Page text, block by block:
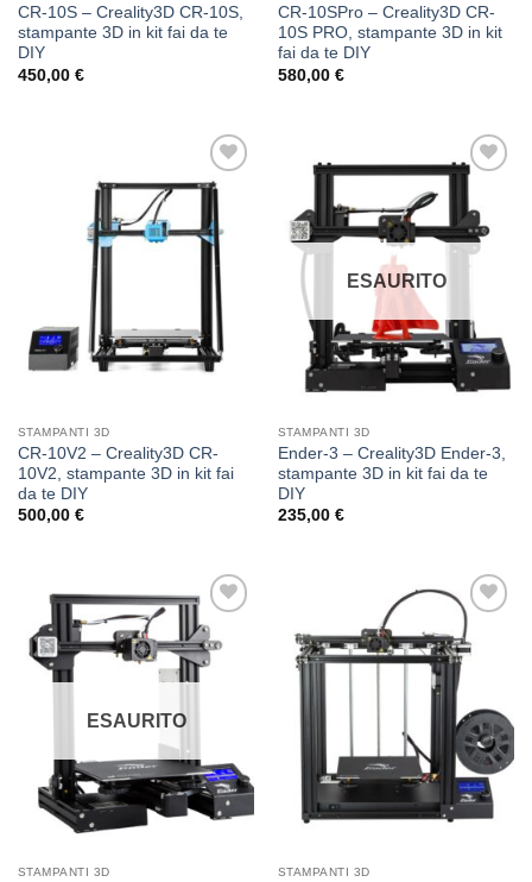
CR-10S – Creality3D CR-10S,
stampante 3D in kit fai da te
DIY
450,00 €
CR-10SPro – Creality3D CR-
10S PRO, stampante 3D in kit
fai da te DIY
580,00 €
Aggiungi
alla lista
dei
desideri
STAMPANTI 3D
CR-10V2 – Creality3D CR-
10V2, stampante 3D in kit fai
da te DIY
500,00 €
dei
desideri
ESAURITO
STAMPANTI 3D
Ender-3 – Creality3D Ender-3,
stampante 3D in kit fai da te
DIY
235,00 €
Aggiungi
alla lista
dei
desideri
ESAURITO
STAMPANTI 3D
Aggiungi
alla lista
desideri
STAMPANTI 3D